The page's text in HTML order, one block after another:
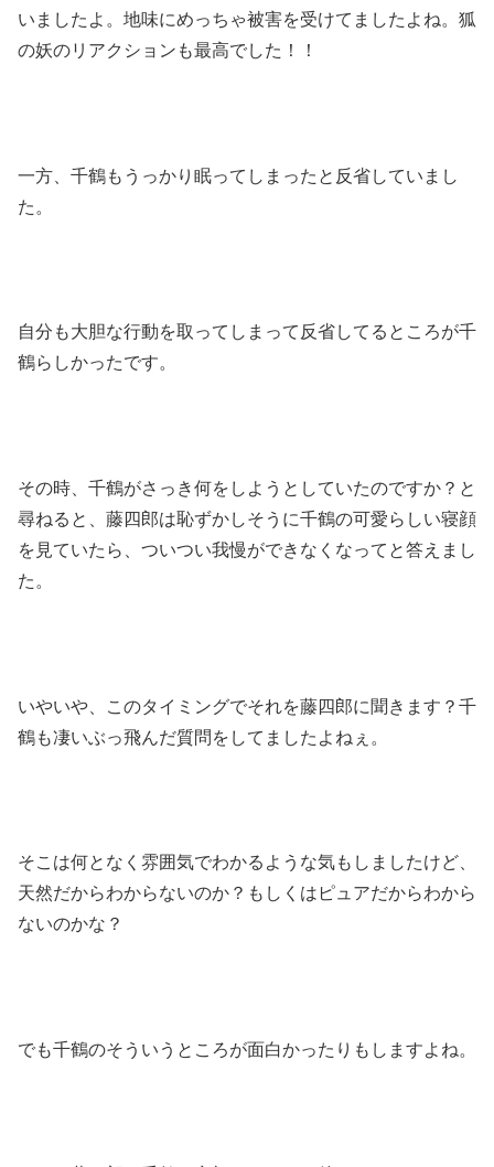
いましたよ。地味にめっちゃ被害を受けてましたよね。狐
の妖のリアクションも最高でした！！
一方、千鶴もうっかり眠ってしまったと反省していまし
た。
自分も大胆な行動を取ってしまって反省してるところが千
鶴らしかったです。
その時、千鶴がさっき何をしようとしていたのですか？と
尋ねると、藤四郎は恥ずかしそうに千鶴の可愛らしい寝顔
を見ていたら、ついつい我慢ができなくなってと答えまし
た。
いやいや、このタイミングでそれを藤四郎に聞きます？千
鶴も凄いぶっ飛んだ質問をしてましたよねぇ。
そこは何となく雰囲気でわかるような気もしましたけど、
天然だからわからないのか？もしくはピュアだからわから
ないのかな？
でも千鶴のそういうところが面白かったりもしますよね。